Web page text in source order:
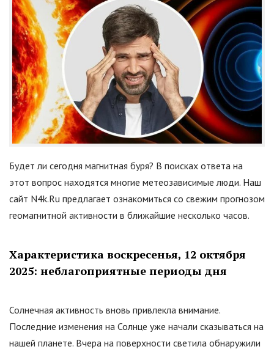
Будет ли сегодня магнитная буря? В поисках ответа на
этот вопрос находятся многие метеозависимые люди. Наш
сайт N4k.Ru предлагает ознакомиться со свежим прогнозом
геомагнитной активности в ближайшие несколько часов.
Характеристика воскресенья, 12 октября
2025: неблагоприятные периоды дня
Солнечная активность вновь привлекла внимание.
Последние изменения на Солнце уже начали сказываться на
нашей планете. Вчера на поверхности светила обнаружили